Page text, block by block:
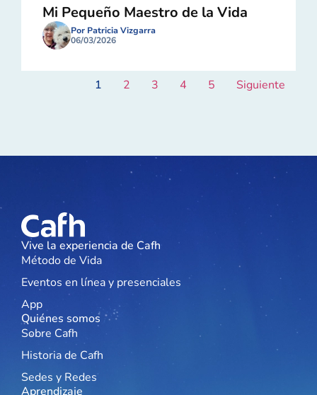
Mi Pequeño Maestro de la Vida
Por Patricia Vizgarra
06/03/2026
1 2 3 4 5 Siguiente
Vive la experiencia de Cafh
Método de Vida
Eventos en línea y presenciales
App
Quiénes somos
Sobre Cafh
Historia de Cafh
Sedes y Redes
Aprendizaje